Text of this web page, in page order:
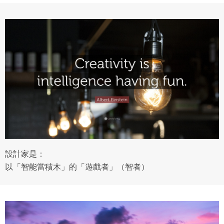
設計家是：
以「智能當積木」的「遊戲者」（智者）
還沒有註冊帳號嗎？點擊立刻註冊
想起密碼了嗎？點擊立刻登入
已閱讀 使用條款 和 隱私政策
已經有註冊帳號了嗎？點擊立刻登入
會員同意遵守本系統之會員規範、著作權條款及隱私權政
策。
違反前項約定者，本系統得終止會員資格。
三、著作權授權
會員得於本系統內使用授權內容，除經著作權人有標示採取
創用CC授權或其他授權者，會員不得重製、轉載、散布或類
似方法流通授權內容。
本系統防盜拷措施或類似措施，會員不得予以破解、破壞或
會員使用本系統之費用，由吉寶系統公司定之並按月收取。
吉寶系統公司得不定期公告與調整費用。
會員享有其創作之衍生著作的著作權，但會員同意吉寶系統
公司得於該著作權存續期間內無償使用，包括再授權之權
我同意上述會員條款
同意上述條款，確定註冊